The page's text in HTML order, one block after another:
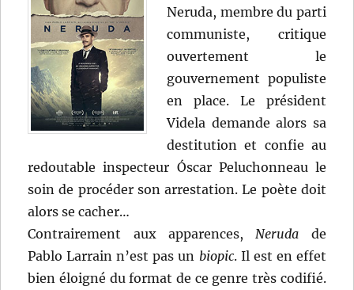
Neruda, membre du parti
communiste, critique
ouvertement le
gouvernement populiste
en place. Le président
Videla demande alors sa
destitution et confie au
redoutable inspecteur Óscar Peluchonneau le
soin de procéder son arrestation. Le poète doit
alors se cacher…
Contrairement aux apparences, Neruda de
Pablo Larrain n’est pas un biopic. Il est en effet
bien éloigné du format de ce genre très codifié.